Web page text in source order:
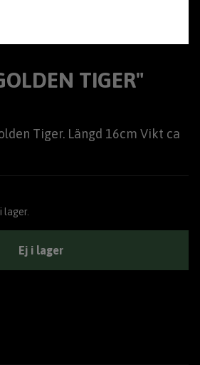
TIGER"
Tiger. Längd 16cm Vikt ca
lager.
Ej i lager